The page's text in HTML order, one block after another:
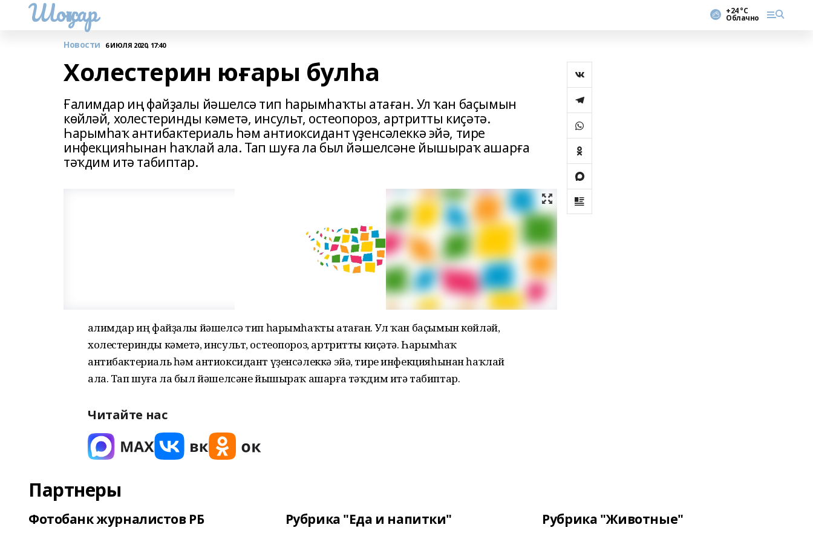
Шоңҡар +24 °С
Облачно
Новости 6 ИЮЛЯ 2020, 17:40
Холестерин юғары булһа
Ғалимдар иң файҙалы йәшелсә тип һарымһаҡты атаған. Ул ҡан баҫымын
көйләй, холестеринды кәметә, инсульт, остеопороз, артритты киҫәтә.
Һарымһаҡ антибактериаль һәм антиоксидант үҙенсәлеккә эйә, тире
инфекцияһынан һаҡлай ала. Тап шуға ла был йәшелсәне йышыраҡ ашарға
тәҡдим итә табиптар.
Ғалимдар иң файҙалы йәшелсә тип һарымһаҡты атаған. Ул ҡан баҫымын көйләй,
холестеринды кәметә, инсульт, остеопороз, артритты киҫәтә. Һарымһаҡ
антибактериаль һәм антиоксидант үҙенсәлеккә эйә, тире инфекцияһынан һаҡлай
ала. Тап шуға ла был йәшелсәне йышыраҡ ашарға тәҡдим итә табиптар.
Читайте нас
Партнеры
Фотобанк журналистов РБ Рубрика "Еда и напитки" Рубрика "Животные"